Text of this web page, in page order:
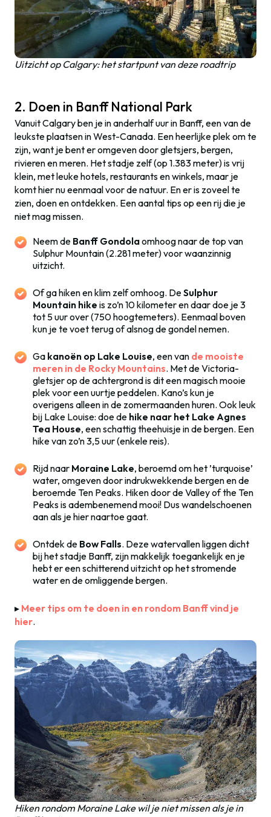
Uitzicht op Calgary: het startpunt van deze roadtrip
2. Doen in Banff National Park
Vanuit Calgary ben je in anderhalf uur in Banff, een van de
leukste plaatsen in West-Canada. Een heerlijke plek om te
zijn, want je bent er omgeven door gletsjers, bergen,
rivieren en meren. Het stadje zelf (op 1.383 meter) is vrij
klein, met leuke hotels, restaurants en winkels, maar je
komt hier nu eenmaal voor de natuur. En er is zoveel te
zien, doen en ontdekken. Een aantal tips op een rij die je
niet mag missen.
Neem de Banff Gondolaomhoog naar de top van
Sulphur Mountain (2.281 meter) voor waanzinnig
uitzicht.
Of ga hiken en klim zelf omhoog. DeSulphur
Mountain hike is zo’n 10 kilometer en daar doe je 3
tot 5 uur over (750 hoogtemeters). Eenmaal boven
kun je te voet terug of alsnog de gondel nemen.
Ga kanoën op Lake Louise, een van de mooiste
meren in de Rocky Mountains. Met de Victoria-
gletsjer op de achtergrond is dit een magisch mooie
plek voor een uurtje peddelen. Kano’s kun je
overigens alleen in de zomermaanden huren. Ook leuk
bij Lake Louise: doe de hike naar het Lake Agnes
Tea House, een schattig theehuisje in de bergen. Een
hike van zo’n 3,5 uur (enkele reis).
Rijd naar Moraine Lake, beroemd om het ’turquoise’
water, omgeven door indrukwekkende bergen en de
beroemde Ten Peaks. Hiken door de Valley of the Ten
Peaks is adembenemend mooi! Dus wandelschoenen
aan als je hier naartoe gaat.
Ontdek de Bow Falls. Deze watervallen liggen dicht
bij het stadje Banff, zijn makkelijk toegankelijk en je
hebt er een schitterend uitzicht op het stromende
water en de omliggende bergen.
▸ Meer tips om te doen in en rondom Banff vind je
hier.
Hiken rondom Moraine Lake wil je niet missen als je in